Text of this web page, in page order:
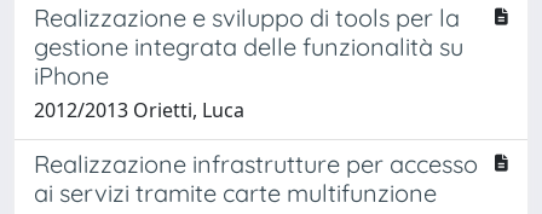
Realizzazione e sviluppo di tools per la
gestione integrata delle funzionalità su
iPhone
2012/2013 Orietti, Luca
Realizzazione infrastrutture per accesso
ai servizi tramite carte multifunzione